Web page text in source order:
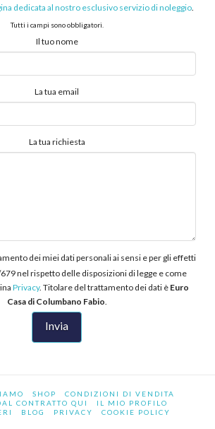
dedicata al nostro esclusivo servizio di noleggio
Tutti i campi sono obbligatori.
Il tuo nome
La tua email
La tua richiesta
dei miei dati personali ai sensi e per gli effetti
nel rispetto delle disposizioni di legge e come
Privacy. Titolare del trattamento dei dati è Euro
Casa di Columbano Fabio.
SHOP
CONDIZIONI DI VENDITA
CONTRATTO QUI
IL MIO PROFILO
BLOG PRIVACY COOKIE POLICY